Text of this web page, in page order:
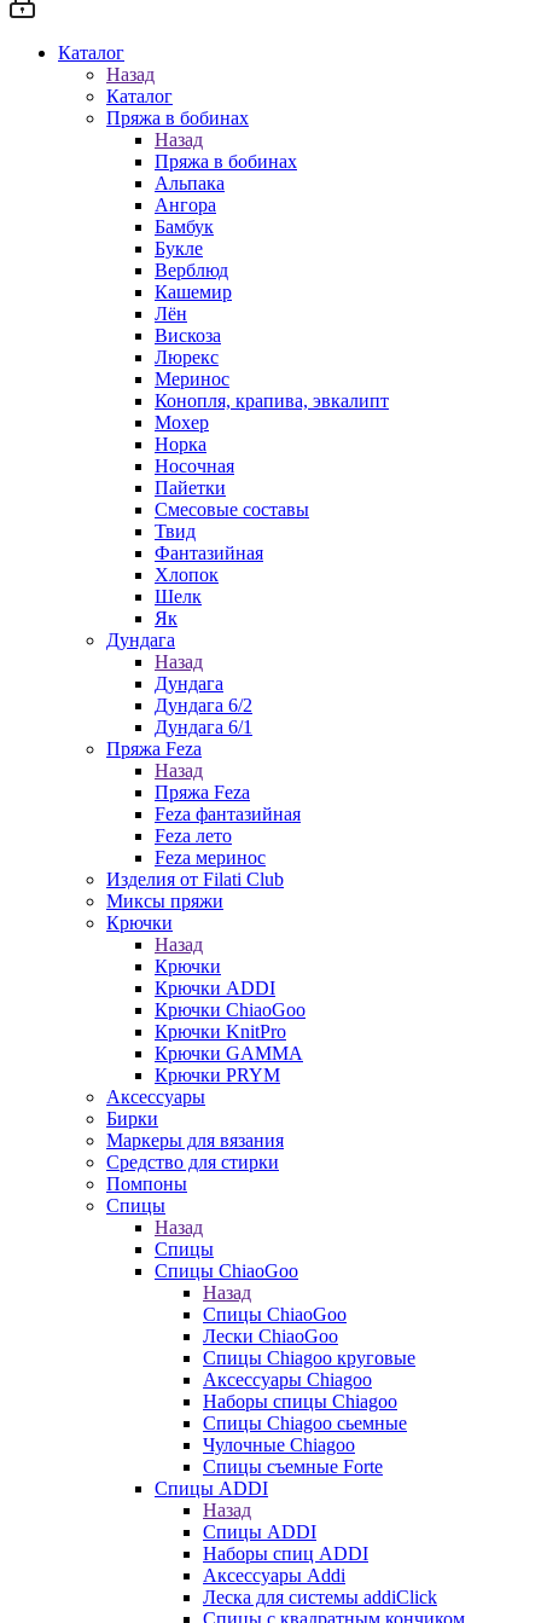
Каталог
Назад
Каталог
Пряжа в бобинах
Назад
Пряжа в бобинах
Альпака
Ангора
Бамбук
Букле
Верблюд
Кашемир
Лён
Вискоза
Люрекс
Меринос
Конопля, крапива, эвкалипт
Мохер
Норка
Носочная
Пайетки
Смесовые составы
Твид
Фантазийная
Хлопок
Шелк
Як
Дундага
Назад
Дундага
Дундага 6/2
Дундага 6/1
Пряжа Feza
Назад
Пряжа Feza
Feza фантазийная
Feza лето
Feza меринос
Изделия от Filati Club
Миксы пряжи
Крючки
Назад
Крючки
Крючки ADDI
Крючки ChiaoGoo
Крючки KnitPro
Крючки GAMMA
Крючки PRYM
Аксессуары
Бирки
Маркеры для вязания
Средство для стирки
Помпоны
Спицы
Назад
Спицы
Спицы ChiaoGoo
Назад
Спицы ChiaoGoo
Лески ChiaoGoo
Cпицы Сhiagoo круговые
Аксессуары Chiagoo
Наборы спицы Chiagoo
Спицы Chiagoo сьемные
Чулочные Chiagoo
Спицы съемные Forte
Спицы ADDI
Назад
Спицы ADDI
Наборы спиц ADDI
Аксессуары Addi
Леска для системы addiClick
Спицы с квадратным кончиком